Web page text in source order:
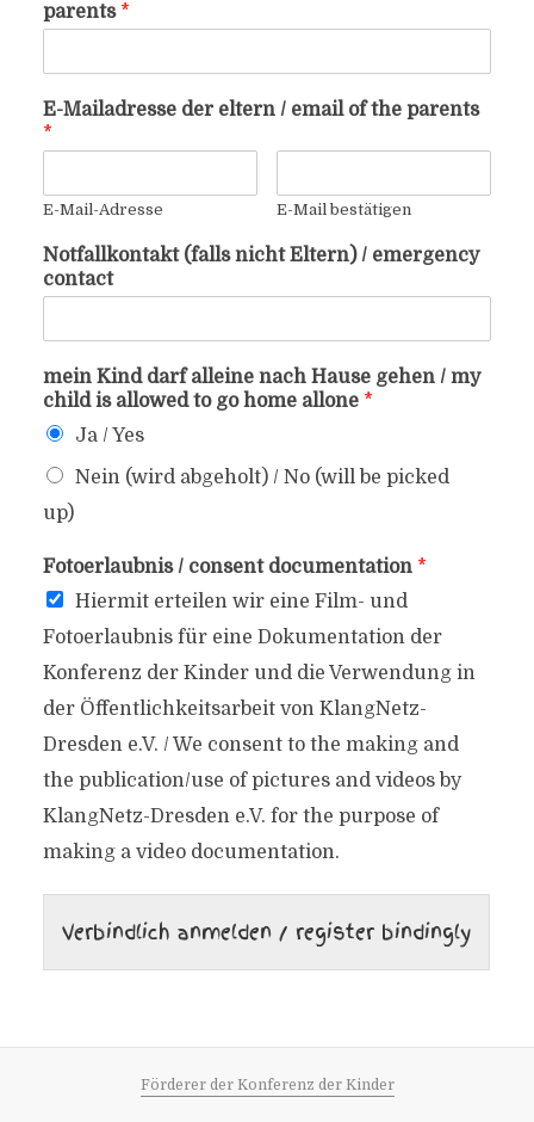
parents *
E-Mailadresse der eltern / email of the parents
*
E-Mail-Adresse E-Mail bestätigen
Notfallkontakt (falls nicht Eltern) / emergency
contact
mein Kind darf alleine nach Hause gehen / my
child is allowed to go home allone *
Ja / Yes
Nein (wird abgeholt) / No (will be picked
up)
Fotoerlaubnis / consent documentation *
Hiermit erteilen wir eine Film- und
Fotoerlaubnis für eine Dokumentation der
Konferenz der Kinder und die Verwendung in
der Öffentlichkeitsarbeit von KlangNetz-
Dresden e.V. / We consent to the making and
the publication/use of pictures and videos by
KlangNetz-Dresden e.V. for the purpose of
making a video documentation.
Verbindlich anmelden / register bindingly
Förderer der Konferenz der Kinder